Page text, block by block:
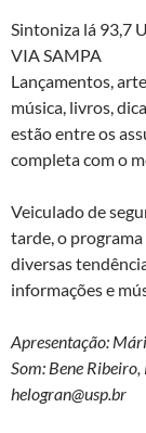
Sintoniza lá 93,7
VIA SAMPA
Lançamentos,
música, livros,
estão entre os
completa com o
Veiculado de
tarde, o
diversas
informações e
Apresentação:
Som: Bene
helogran@usp.br